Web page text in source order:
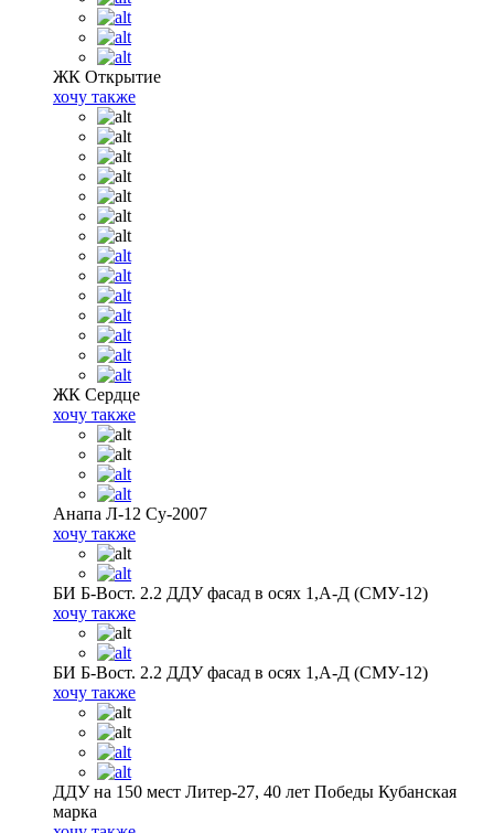
ЖК Открытие
хочу также
ЖК Сердце
хочу также
Анапа Л-12 Су-2007
хочу также
БИ Б-Вост. 2.2 ДДУ фасад в осях 1,А-Д (СМУ-12)
хочу также
БИ Б-Вост. 2.2 ДДУ фасад в осях 1,А-Д (СМУ-12)
хочу также
ДДУ на 150 мест Литер-27, 40 лет Победы Кубанская
марка